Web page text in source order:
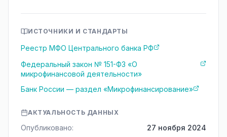
ИСТОЧНИКИ И СТАНДАРТЫ
Реестр МФО Центрального банка РФ
Федеральный закон № 151-ФЗ «О
микрофинансовой деятельности»
Банк России — раздел «Микрофинансирование»
АКТУАЛЬНОСТЬ ДАННЫХ
Опубликовано:
27 ноября 2024